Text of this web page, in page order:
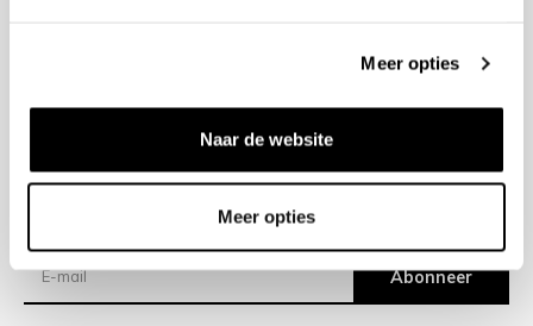
Meer opties
Naar de website
Meer opties
Verzending
Abonneer